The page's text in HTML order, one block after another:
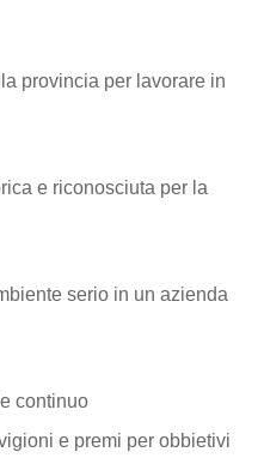
provincia per lavorare in
e riconosciuta per la
serio in un azienda
continuo
e premi per obbietivi